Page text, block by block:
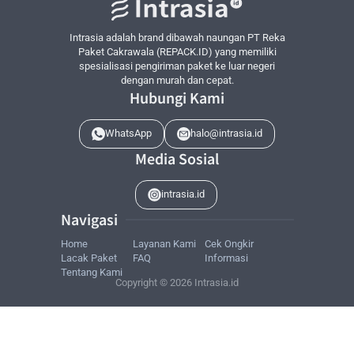
Produk kesehatan (non-resep)
Mainan dan barang koleksi
Buku dan media cetak
Aksesoris fashion
Sampel bisnis dan merchandise
Barang yang Dibatasi atau Memerlukan Izin Khusus:
Makanan dan produk organik
Produk kesehatan tertentu
Produk elektronik dengan nilai tinggi
Barang yang Dilarang:
Obat-obatan terlarang
Intrasia adalah brand dibawah naungan PT Reka
Paket Cakrawala (REPACK.ID) yang memiliki
spesialisasi pengiriman paket ke luar negeri
dengan murah dan cepat.
Hubungi Kami
WhatsApp halo@intrasia.id
Media Sosial
intrasia.id
Navigasi
Home Layanan Kami
Cek Ongkir
Lacak Paket
FAQ
Informasi
Tentang Kami
Copyright © 2026 Intrasia.id